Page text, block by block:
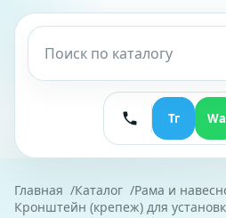
Тг Wa
Главная Каталог Рама и
Кронштейн (крепеж) для